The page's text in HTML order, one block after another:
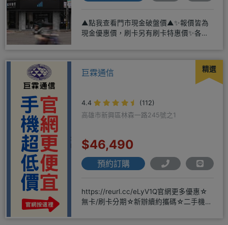
▲點我查看門市現金破盤價▲✨報價皆為
現金優惠價，刷卡另有刷卡特惠價✨各大
精選
巨霖通信
4.4
(112)
高雄市新興區林森一路245號之1
$46,490
預約訂購
https://reurl.cc/eLyV1Q官網更多優惠☆
無卡/刷卡分期☆新辦續約攜碼☆二手機買